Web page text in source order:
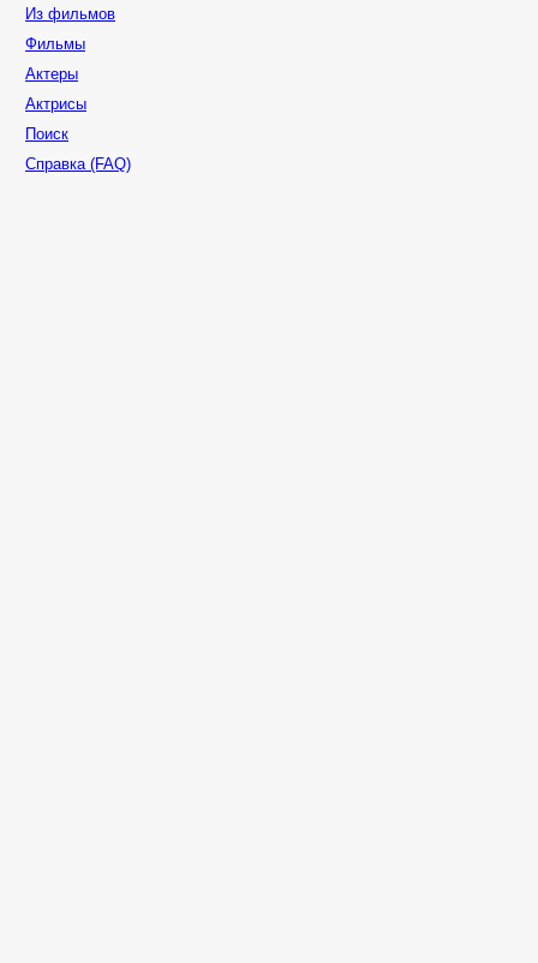
Из фильмов
Фильмы
Актеры
Актрисы
Поиск
Справка (FAQ)